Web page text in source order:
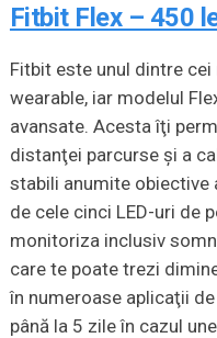
Fitbit Flex – 450
Fitbit este unul dintre
wearable, iar modelul
avansate. Acesta îţi
distanţei parcurse şi a
stabili anumite obiective
de cele cinci LED-uri de
monitoriza inclusiv
care te poate trezi
în numeroase aplicaţii
până la 5 zile în cazul